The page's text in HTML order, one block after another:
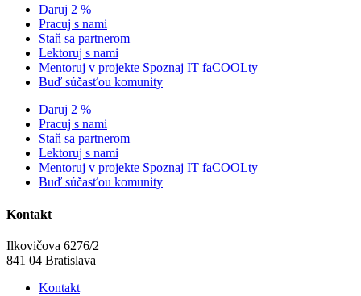
Daruj 2 %
Pracuj s nami
Staň sa partnerom
Lektoruj s nami
Mentoruj v projekte Spoznaj IT faCOOLty
Buď súčasťou komunity
Daruj 2 %
Pracuj s nami
Staň sa partnerom
Lektoruj s nami
Mentoruj v projekte Spoznaj IT faCOOLty
Buď súčasťou komunity
Kontakt
Ilkovičova 6276/2
841 04 Bratislava
Kontakt